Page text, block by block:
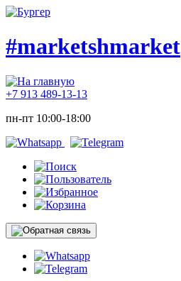
#marketshmarket
+7 913 489-13-13
пн-пт 10:00-18:00